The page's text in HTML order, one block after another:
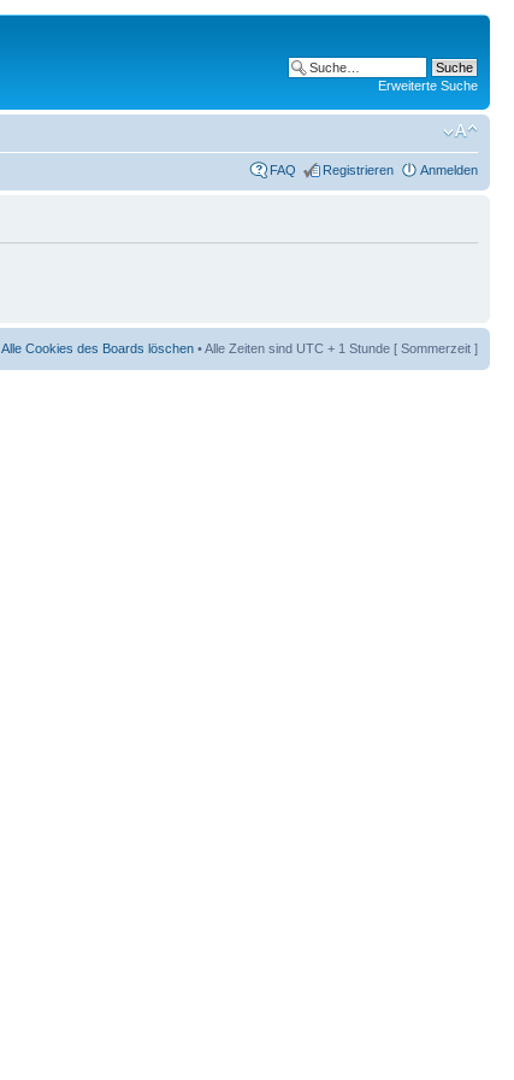
Erweiterte Suche
FAQ Registrieren Anmelden
Alle Cookies des Boards löschen • Alle Zeiten sind UTC + 1 Stunde [ Sommerzeit ]